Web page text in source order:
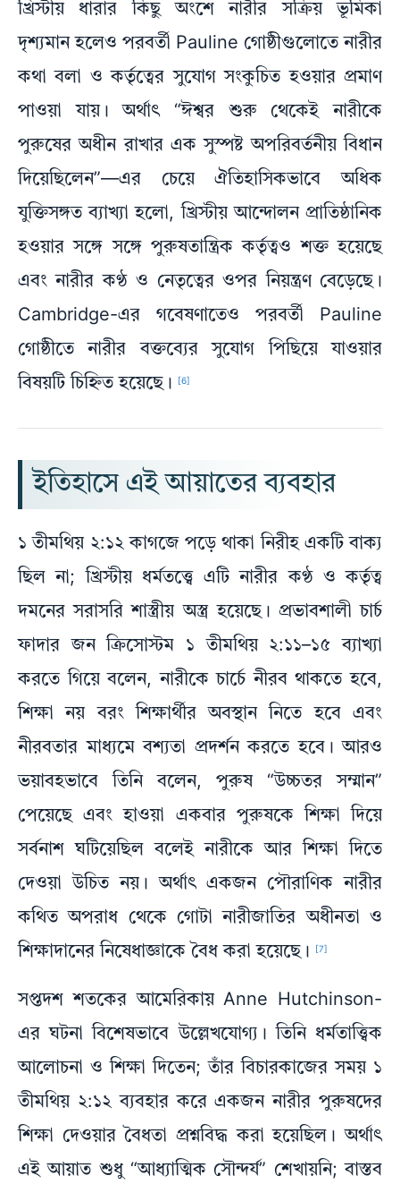
খ্রিস্টীয় ধারার কিছু অংশে নারীর সক্রিয় ভূমিকা
দৃশ্যমান হলেও পরবর্তী Pauline গোষ্ঠীগুলোতে নারীর
কথা বলা ও কর্তৃত্বের সুযোগ সংকুচিত হওয়ার প্রমাণ
পাওয়া যায়। অর্থাৎ “ঈশ্বর শুরু থেকেই নারীকে
পুরুষের অধীন রাখার এক সুস্পষ্ট অপরিবর্তনীয় বিধান
দিয়েছিলেন”—এর চেয়ে ঐতিহাসিকভাবে অধিক
যুক্তিসঙ্গত ব্যাখ্যা হলো, খ্রিস্টীয় আন্দোলন প্রাতিষ্ঠানিক
হওয়ার সঙ্গে সঙ্গে পুরুষতান্ত্রিক কর্তৃত্বও শক্ত হয়েছে
এবং নারীর কণ্ঠ ও নেতৃত্বের ওপর নিয়ন্ত্রণ বেড়েছে।
Cambridge-এর গবেষণাতেও পরবর্তী Pauline
গোষ্ঠীতে নারীর বক্তব্যের সুযোগ পিছিয়ে যাওয়ার
বিষয়টি চিহ্নিত হয়েছে।
[6]
ইতিহাসে এই আয়াতের ব্যবহার
১ তীমথিয় ২:১২ কাগজে পড়ে থাকা নিরীহ একটি বাক্য
ছিল না; খ্রিস্টীয় ধর্মতত্ত্বে এটি নারীর কণ্ঠ ও কর্তৃত্ব
দমনের সরাসরি শাস্ত্রীয় অস্ত্র হয়েছে। প্রভাবশালী চার্চ
ফাদার জন ক্রিসোস্টম ১ তীমথিয় ২:১১–১৫ ব্যাখ্যা
করতে গিয়ে বলেন, নারীকে চার্চে নীরব থাকতে হবে,
শিক্ষা নয় বরং শিক্ষার্থীর অবস্থান নিতে হবে এবং
নীরবতার মাধ্যমে বশ্যতা প্রদর্শন করতে হবে। আরও
ভয়াবহভাবে তিনি বলেন, পুরুষ “উচ্চতর সম্মান”
পেয়েছে এবং হাওয়া একবার পুরুষকে শিক্ষা দিয়ে
সর্বনাশ ঘটিয়েছিল বলেই নারীকে আর শিক্ষা দিতে
দেওয়া উচিত নয়। অর্থাৎ একজন পৌরাণিক নারীর
কথিত অপরাধ থেকে গোটা নারীজাতির অধীনতা ও
শিক্ষাদানের নিষেধাজ্ঞাকে বৈধ করা হয়েছে।
[7]
সপ্তদশ শতকের আমেরিকায় Anne Hutchinson-
এর ঘটনা বিশেষভাবে উল্লেখযোগ্য। তিনি ধর্মতাত্ত্বিক
আলোচনা ও শিক্ষা দিতেন; তাঁর বিচারকাজের সময় ১
তীমথিয় ২:১২ ব্যবহার করে একজন নারীর পুরুষদের
শিক্ষা দেওয়ার বৈধতা প্রশ্নবিদ্ধ করা হয়েছিল। অর্থাৎ
এই আয়াত শুধু “আধ্যাত্মিক সৌন্দর্য” শেখায়নি; বাস্তব